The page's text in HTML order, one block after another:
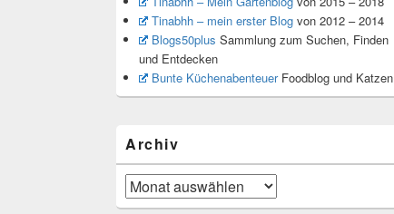
Tinabhh – mein erster Blogvon 2012 – 2014
Blogs50plus Sammlung zum Suchen, Finden
und Entdecken
Bunte KüchenabenteuerFoodblog und Katzen
Archiv
Archiv